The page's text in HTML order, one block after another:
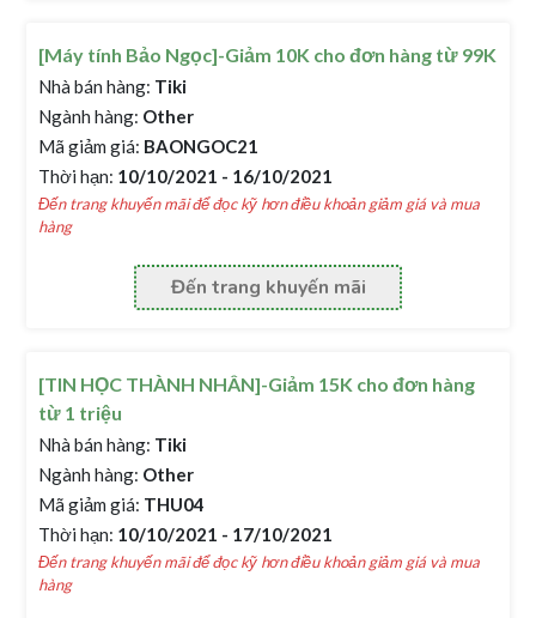
[Máy tính Bảo Ngọc]-Giảm 10K cho đơn hàng từ 99K
Nhà bán hàng: Tiki
Ngành hàng: Other
Mã giảm giá: BAONGOC21
Thời hạn: 10/10/2021 - 16/10/2021
Đến trang khuyến mãi để đọc kỹ hơn điều khoản giảm giá và mua
hàng
Đến trang khuyến mãi
[TIN HỌC THÀNH NHÂN]-Giảm 15K cho đơn hàng
từ 1 triệu
Nhà bán hàng: Tiki
Ngành hàng: Other
Mã giảm giá: THU04
Thời hạn: 10/10/2021 - 17/10/2021
Đến trang khuyến mãi để đọc kỹ hơn điều khoản giảm giá và mua
hàng